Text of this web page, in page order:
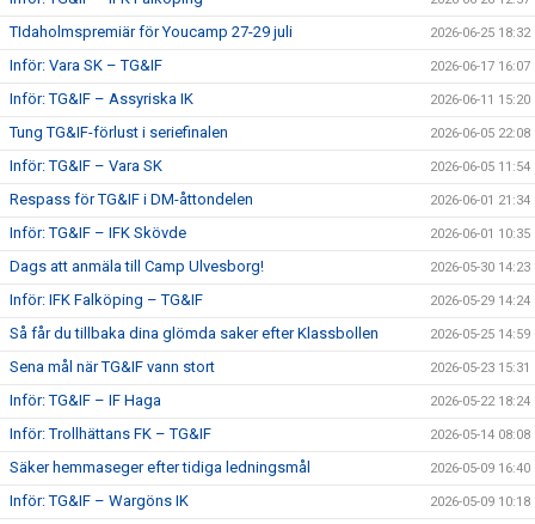
TIdaholmspremiär för Youcamp 27-29 juli 2026-06-25 18:32
Inför: Vara SK – TG&IF 2026-06-17 16:07
Inför: TG&IF – Assyriska IK 2026-06-11 15:20
Tung TG&IF-förlust i seriefinalen 2026-06-05 22:08
Inför: TG&IF – Vara SK 2026-06-05 11:54
Respass för TG&IF i DM-åttondelen 2026-06-01 21:34
Inför: TG&IF – IFK Skövde 2026-06-01 10:35
Dags att anmäla till Camp Ulvesborg! 2026-05-30 14:23
Inför: IFK Falköping – TG&IF 2026-05-29 14:24
Så får du tillbaka dina glömda saker efter Klassbollen 2026-05-25 14:59
Sena mål när TG&IF vann stort 2026-05-23 15:31
Inför: TG&IF – IF Haga 2026-05-22 18:24
Inför: Trollhättans FK – TG&IF 2026-05-14 08:08
Säker hemmaseger efter tidiga ledningsmål 2026-05-09 16:40
Inför: TG&IF – Wargöns IK 2026-05-09 10:18